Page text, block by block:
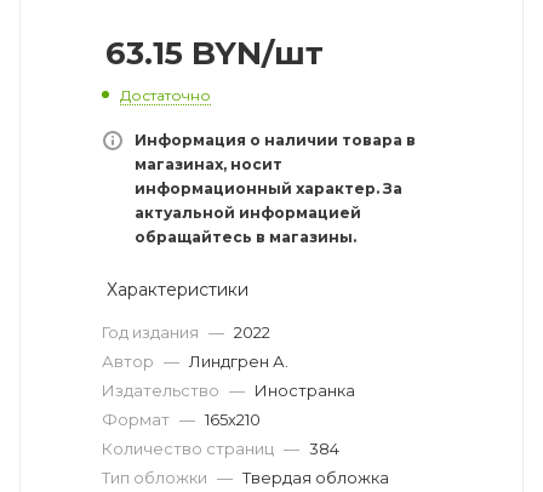
63.15 BYN/шт
Достаточно
Информация о наличии товара в
магазинах, носит
информационный характер. За
актуальной информацией
обращайтесь в магазины.
Характеристики
Год издания — 2022
Автор — Линдгрен А.
Издательство — Иностранка
Формат — 165х210
Количество страниц — 384
Тип обложки — Твердая обложка